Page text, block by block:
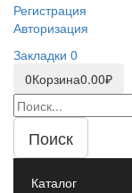
Регистрация
Авторизация
Закладки 0
0Корзина0.00₽
Поиск
Каталог